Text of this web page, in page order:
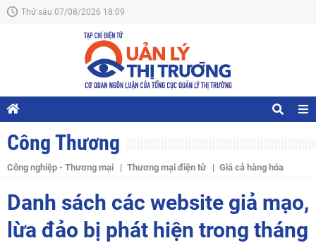
Thứ sáu 07/08/2026 18:09
Công Thương
Công nghiệp - Thương mại Thương mại điện tử Giá cả hàng hóa
Danh sách các website giả mạo,
lừa đảo bị phát hiện trong tháng